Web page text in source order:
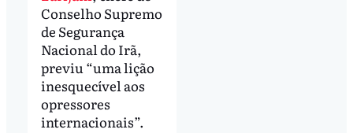
Conselho Supremo
de Segurança
Nacional do Irã,
previu “uma lição
inesquecível aos
opressores
internacionais”.